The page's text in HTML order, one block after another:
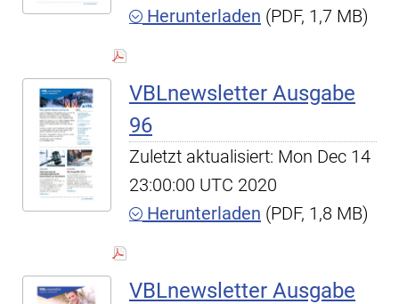
Herunterladen (PDF, 1,7 MB)
VBLnewsletter Ausgabe
96
Zuletzt aktualisiert: Mon Dec 14
23:00:00 UTC 2020
Herunterladen (PDF, 1,8 MB)
VBLnewsletter Ausgabe